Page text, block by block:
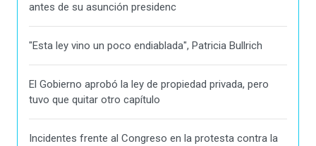
antes de su asunción presidenc
"Esta ley vino un poco endiablada", Patricia Bullrich
El Gobierno aprobó la ley de propiedad privada, pero
tuvo que quitar otro capítulo
Incidentes frente al Congreso en la protesta contra la